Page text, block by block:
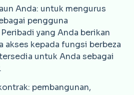
Anda: untuk mengurus
pengguna
yang Anda berikan
akses kepada fungsi berbeza
untuk Anda sebagai
pembangunan,